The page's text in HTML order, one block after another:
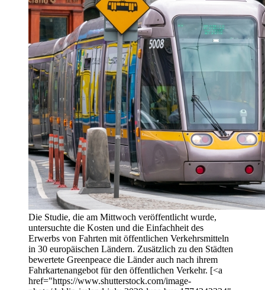
Die Studie, die am Mittwoch veröffentlicht wurde,
untersuchte die Kosten und die Einfachheit des
Erwerbs von Fahrten mit öffentlichen Verkehrsmitteln
in 30 europäischen Ländern. Zusätzlich zu den Städten
bewertete Greenpeace die Länder auch nach ihrem
Fahrkartenangebot für den öffentlichen Verkehr. [<a
href="https://www.shutterstock.com/image-